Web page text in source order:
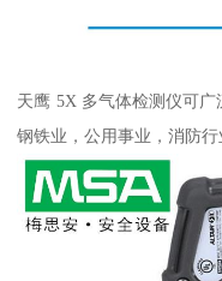
天鹰 5X 多气体检测仪可广
钢铁业，公用事业，消防